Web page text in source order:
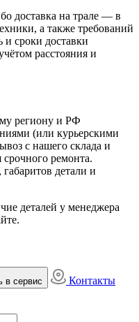
доставка на трале — в
а также требований
и сроки доставки
расстояния и
региону и РФ
(или курьерскими
с нашего склада и
срочного ремонта.
детали и
деталей у менеджера
в сервис
Контакты